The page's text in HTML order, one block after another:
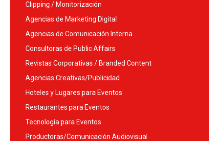
Clipping / Monitorización
Agencias de Marketing Digital
Agencias de Comunicación Interna
Consultoras de Public Affairs
Revistas Corporativas / Branded Content
Agencias Creativas/Publicidad
Hoteles y Lugares para Eventos
Restaurantes para Eventos
Tecnología para Eventos
Productoras/Comunicación Audiovisual